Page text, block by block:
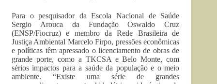
Para o pesquisador da Escola Nacional de Saúde
Sergio Arouca da Fundação Oswaldo Cruz
(ENSP/Fiocruz) e membro da Rede Brasileira de
Justiça Ambiental Marcelo Firpo, pressões econômicas
e políticas têm apressado o licenciamento de obras de
grande porte, como a TKCSA e Belo Monte, com
sérios impactos para a saúde da população e o meio
ambiente. “Existe uma série de grandes